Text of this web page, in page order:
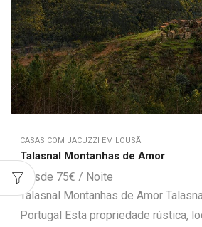
CASAS COM JACUZZI EM LOUSÃ
Talasnal Montanhas de Amor
75€
Talasnal Montanhas de Amor
Portugal Esta propriedade rústica,